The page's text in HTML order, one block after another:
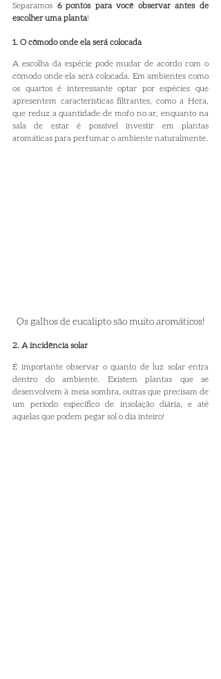
Separamos 6 pontos para você observar antes de
escolher uma planta!
1. O cômodo onde ela será colocada
A escolha da espécie pode mudar de acordo com o
cômodo onde ela será colocada. Em ambientes como
os quartos é interessante optar por espécies que
apresentem características filtrantes, como a Hera,
que reduz a quantidade de mofo no ar, enquanto na
sala de estar é possível investir em plantas
aromáticas para perfumar o ambiente naturalmente.
Os galhos de eucalipto são muito aromáticos!
2. A incidência solar
É importante observar o quanto de luz solar entra
dentro do ambiente. Existem plantas que se
desenvolvem à meia sombra, outras que precisam de
um período específico de insolação diária, e até
aquelas que podem pegar sol o dia inteiro!